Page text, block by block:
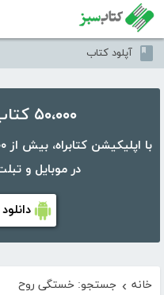
آپلود کتاب
۵۰،۰۰۰ کتاب در موبایل شما
در موبایل و
خانه › جستجو: خستگی روح